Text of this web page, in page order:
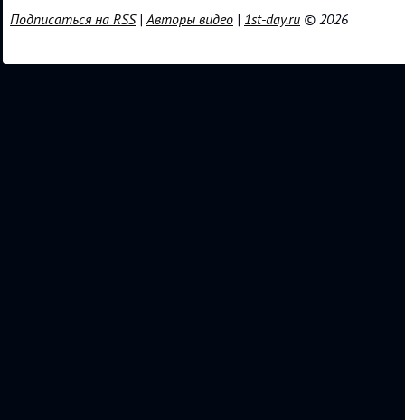
Подписаться на RSS|Авторы видео | 1st-day.ru © 2026